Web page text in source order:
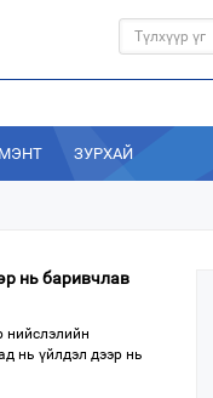
“хуралджээ”
ЗУРХАЙ
нь баривчлав
нийслэлийн
нь үйлдэл дээр нь